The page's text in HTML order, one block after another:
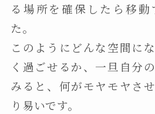
る場所を確保したら移
た。
このようにどんな空間に
く過ごせるか、一旦自分
みると、何がモヤモヤさ
り易いです。